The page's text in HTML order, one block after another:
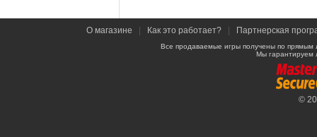
О магазине Как это работает? Партнерская
Все продаваемые игры получены по
Мы гарантируем
©